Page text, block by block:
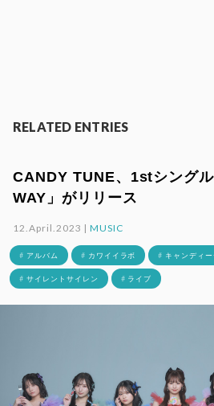
RELATED ENTRIES
CANDY TUNE、1stシング
WAY」がリリース
12.April.2023 |MUSIC
# アルバム # カワイイラボ # キャンディー
# サイレントサイレン # ライブ